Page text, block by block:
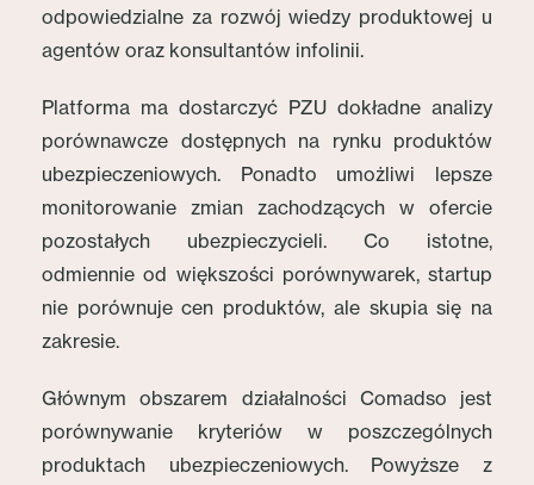
odpowiedzialne za rozwój wiedzy produktowej u
agentów oraz konsultantów infolinii.
Platforma ma dostarczyć PZU dokładne analizy
porównawcze dostępnych na rynku produktów
ubezpieczeniowych. Ponadto umożliwi lepsze
monitorowanie zmian zachodzących w ofercie
pozostałych ubezpieczycieli. Co istotne,
odmiennie od większości porównywarek, startup
nie porównuje cen produktów, ale skupia się na
zakresie.
Głównym obszarem działalności Comadso jest
porównywanie kryteriów w poszczególnych
produktach ubezpieczeniowych. Powyższe z